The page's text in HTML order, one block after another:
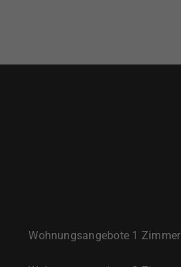
Wohnungsangebote 1 Zimmer